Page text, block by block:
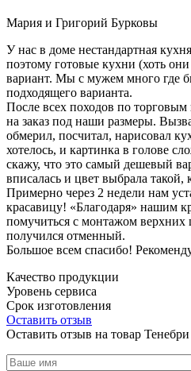
Мария и Григорий Бурковы
У нас в доме нестандартная
поэтому готовые кухни (хоть
вариант. Мы с мужем много где
подходящего варианта.
После всех походов по
на заказ под наши размеры.
обмерил, посчитал, нарисовал
хотелось, и картинка в голове
скажу, что это самый дешевый
вписалась и цвет выбрала такой,
Примерно через 2 недели нам
красавицу! «Благодаря» нашим
помучиться с монтажом верхних
получился отменный.
Большое всем спасибо!
Качество продукции
Уровень сервиса
Срок изготовления
Оставить отзыв
Оставить отзыв на товар Тенебри